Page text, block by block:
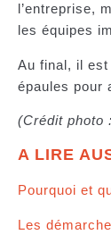
l’entreprise,
les équipes
Au final, il est
épaules pour
(Crédit photo
A LIRE
Pourquoi et
Les